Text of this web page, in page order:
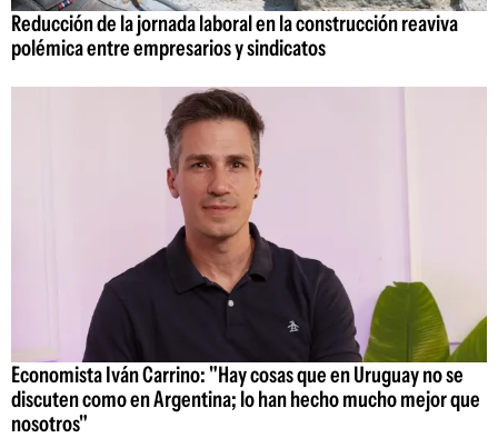
Reducción de la jornada laboral en la construcción reaviva
polémica entre empresarios y sindicatos
Economista Iván Carrino: "Hay cosas que en Uruguay no se
discuten como en Argentina; lo han hecho mucho mejor que
nosotros"